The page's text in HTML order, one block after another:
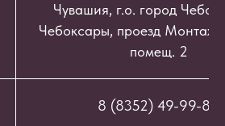
Чувашия, г.о. город
Чебоксары, проезд
помещ. 2
8 (8352) 49-99-86